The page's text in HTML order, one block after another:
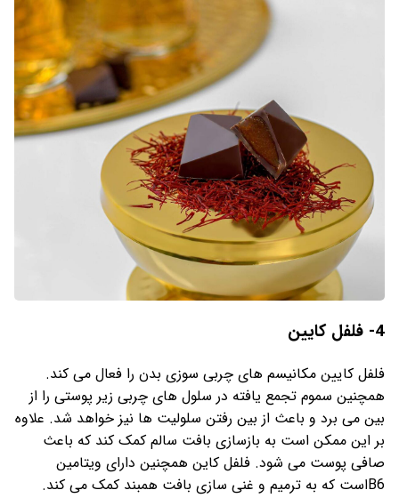
4- فلفل کایین
فلفل کایین مکانیسم های چربی سوزی بدن را فعال می کند.
همچنین سموم تجمع یافته در سلول های چربی زیر پوستی را از
بین می برد و باعث از بین رفتن سلولیت ها نیز خواهد شد. علاوه
بر این ممکن است به بازسازی بافت سالم کمک کند که باعث
صافی پوست می شود. فلفل کاین همچنین دارای ویتامین
B6است که به ترمیم و غنی سازی بافت همبند کمک می کند.